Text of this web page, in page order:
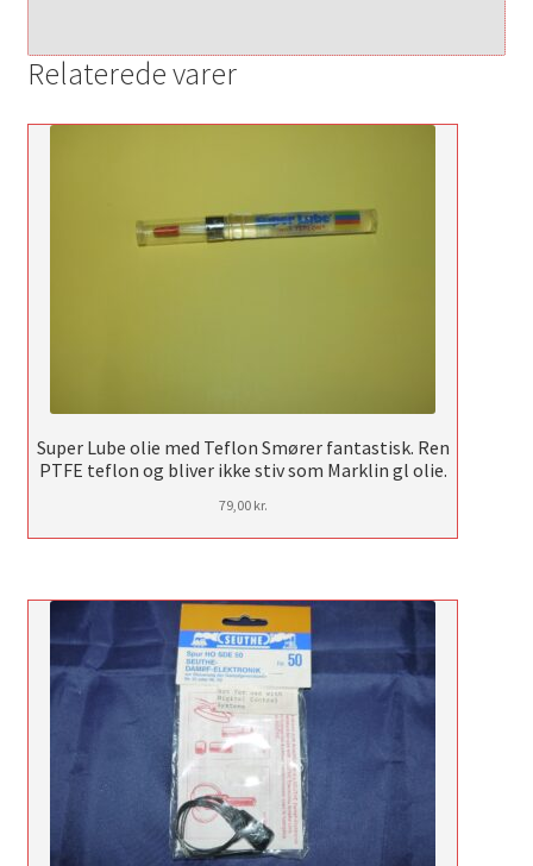
Relaterede varer
Super Lube olie med Teflon Smører fantastisk. Ren
PTFE teflon og bliver ikke stiv som Marklin gl olie.
79,00 kr.